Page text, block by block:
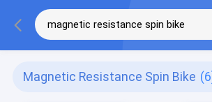
Magnetic Resistance Spin Bike